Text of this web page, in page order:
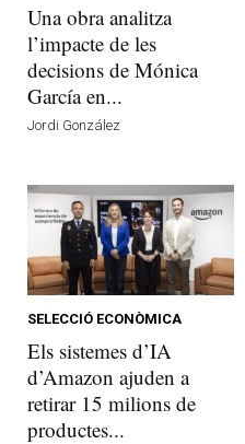
Una obra analitza
l’impacte de les
decisions de Mónica
García en...
Jordi González
SELECCIÓ ECONÒMICA
Els sistemes d’IA
d’Amazon ajuden a
retirar 15 milions de
productes...